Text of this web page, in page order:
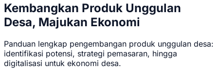
Kembangkan Produk Unggulan
Desa, Majukan Ekonomi
Panduan lengkap pengembangan produk unggulan desa:
identifikasi potensi, strategi pemasaran, hingga
digitalisasi untuk ekonomi desa.